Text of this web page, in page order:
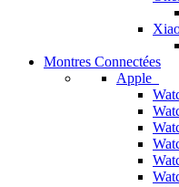
Montres Connectées
Apple